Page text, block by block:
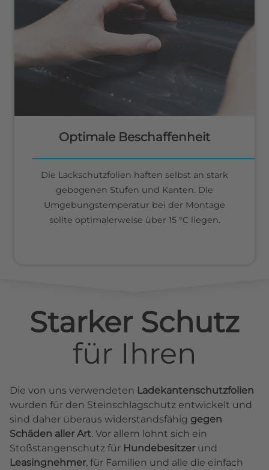
Optimale Beschaffenheit
Die Lackschutzfolien haften selbst an stark
gebogenen Stufen und Kanten. DIe
Umgebungstemperatur bei der Montage
sollte optimalerweise über 15 °C liegen.
Starker Schutz
für Ihren
Die von uns verwendeten Ladekantenschutzfolien
wurden für den Steinschlagschutz entwickelt und
sind daher überaus widerstandsfähig gegen
Schäden aller Art. Vor allem lohnt sich ein
Stoßstangenschutz für Hundebesitzerund
Leasingnehmer, für Familien und alle die einfach